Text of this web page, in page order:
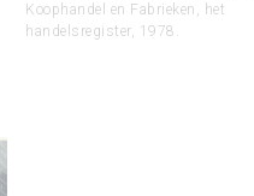
Koophandel en Fabrieken, het
handelsregister, 1978.